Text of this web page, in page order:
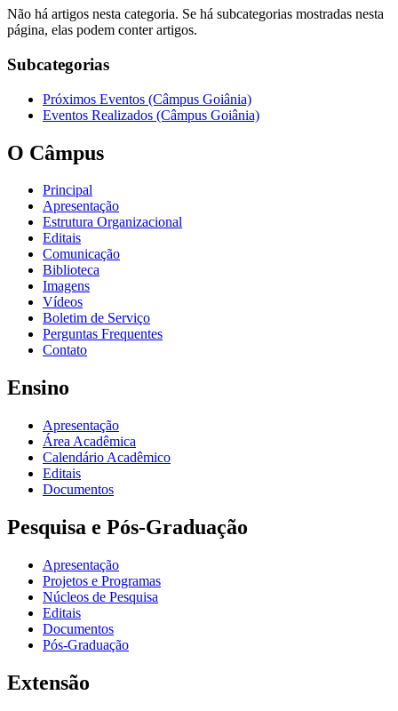
Não há artigos nesta categoria. Se há subcategorias mostradas nesta
página, elas podem conter artigos.
Subcategorias
Próximos Eventos (Câmpus Goiânia)
Eventos Realizados (Câmpus Goiânia)
O Câmpus
Principal
Apresentação
Estrutura Organizacional
Editais
Comunicação
Biblioteca
Imagens
Vídeos
Boletim de Serviço
Perguntas Frequentes
Contato
Ensino
Apresentação
Área Acadêmica
Calendário Acadêmico
Editais
Documentos
Pesquisa e Pós-Graduação
Apresentação
Projetos e Programas
Núcleos de Pesquisa
Editais
Documentos
Pós-Graduação
Extensão